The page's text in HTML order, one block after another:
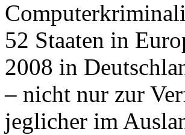
52 Staaten in
2008 in
– nicht nur zur
jeglicher im